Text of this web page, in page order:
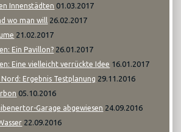
Innenstädten 01.03.2017
wo man will 26.02.2017
21.02.2017
Ein Pavillon? 26.01.2017
Eine vielleicht verrückte Idee 16.01.2017
Ergebnis Testplanung 29.11.2016
05.10.2016
Garage abgewiesen 24.09.2016
22.09.2016